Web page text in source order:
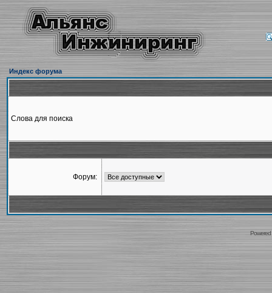
Индекс форума
Слова для поиска
Форум: